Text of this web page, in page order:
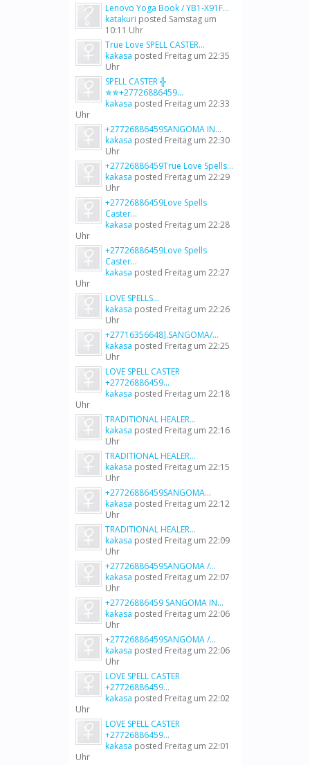
Lenovo Yoga Book / YB1-X91F...
katakuri posted Samstag um
10:11 Uhr
True Love SPELL CASTER...
kakasa posted Freitag um 22:35
Uhr
SPELL CASTER ╬
✯✯+27726886459...
kakasa posted Freitag um 22:33
Uhr
+27726886459SANGOMA IN...
kakasa posted Freitag um 22:30
Uhr
+27726886459True Love Spells...
kakasa posted Freitag um 22:29
Uhr
+27726886459Love Spells
Caster...
kakasa posted Freitag um 22:28
Uhr
+27726886459Love Spells
Caster...
kakasa posted Freitag um 22:27
Uhr
LOVE SPELLS...
kakasa posted Freitag um 22:26
Uhr
+27716356648].SANGOMA/...
kakasa posted Freitag um 22:25
Uhr
LOVE SPELL CASTER
+27726886459...
kakasa posted Freitag um 22:18
Uhr
TRADITIONAL HEALER...
kakasa posted Freitag um 22:16
Uhr
TRADITIONAL HEALER...
kakasa posted Freitag um 22:15
Uhr
+27726886459SANGOMA...
kakasa posted Freitag um 22:12
Uhr
TRADITIONAL HEALER...
kakasa posted Freitag um 22:09
Uhr
+27726886459SANGOMA /...
kakasa posted Freitag um 22:07
Uhr
+27726886459 SANGOMA IN...
kakasa posted Freitag um 22:06
Uhr
+27726886459SANGOMA /...
kakasa posted Freitag um 22:06
Uhr
LOVE SPELL CASTER
+27726886459...
kakasa posted Freitag um 22:02
Uhr
LOVE SPELL CASTER
+27726886459...
kakasa posted Freitag um 22:01
Uhr